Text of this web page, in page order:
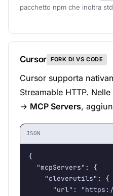
pacchetto npm che inoltra
Cursor FORK DI VS CODE
Cursor supporta
Streamable HTTP.
→ MCP Servers,
JSON
{
  "mcpServers": {
    "cleverutils": {
"url":